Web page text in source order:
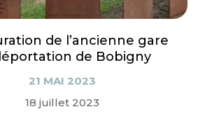
de l’ancienne gare
de Bobigny
21 MAI 2023
18 juillet 2023